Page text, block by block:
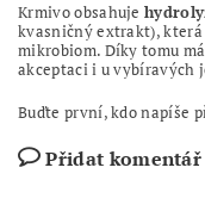
Krmivo obsahuje
kvasničný extrakt),
mikrobiom. Díky tomu
akceptaci i u vybíravých
Buďte první, kdo napíše
Přidat komentář